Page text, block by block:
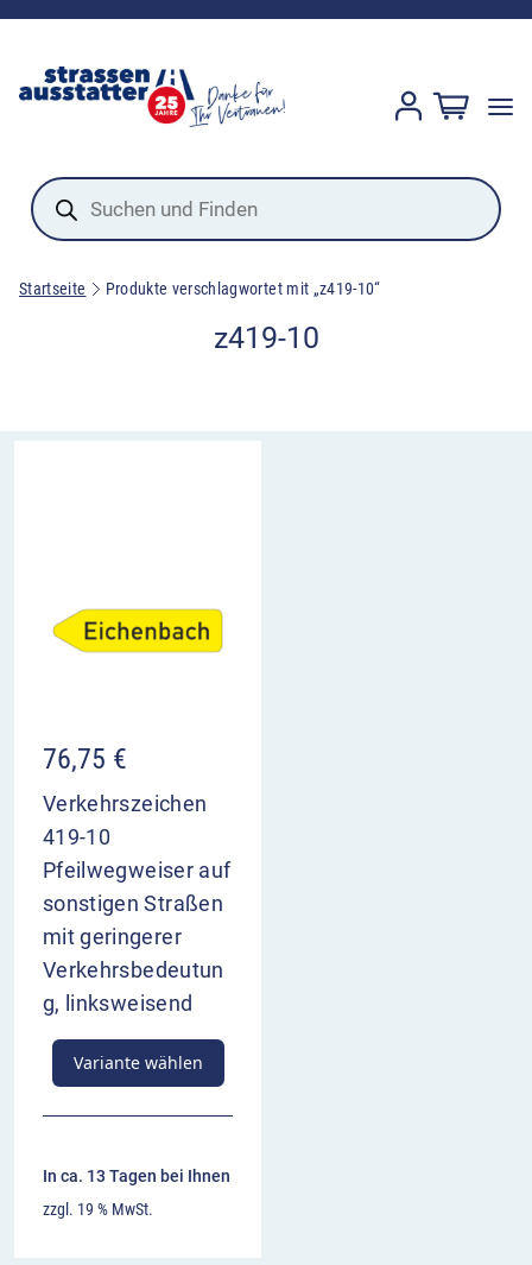
Products
search
Startseite Produkte verschlagwortet mit „z419-10“
z419-10
76,75 €
Verkehrszeichen
419-10
Pfeilwegweiser auf
sonstigen Straßen
mit geringerer
Verkehrsbedeutun
g, linksweisend
Variante wählen
In ca. 13 Tagen bei Ihnen
zzgl. 19 % MwSt.